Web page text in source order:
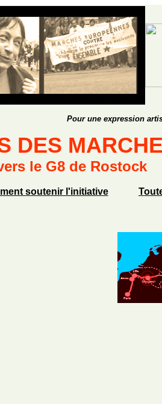
Pour une expression
DES
le G8 de Rostock
soutenir l'initiative